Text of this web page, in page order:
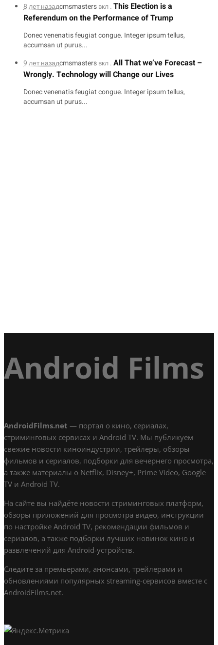
8 лет назадcmsmastersвкл .This Election is a
Referendum on the Performance of Trump
Donec venenatis feugiat congue. Integer ipsum tellus,
accumsan ut purus...
9 лет назадcmsmastersвкл .All That we’ve Forecast –
Wrongly. Technology will Change our Lives
Donec venenatis feugiat congue. Integer ipsum tellus,
accumsan ut purus...
Android Films
AndroidFilms.net — портал о кино, сериалах,
стриминговых сервисах и Android TV. Мы публикуем
свежие новости киноиндустрии, трейлеры, обзоры
фильмов и сериалов, подборки для вечернего просмотра,
а также материалы о Netflix, Disney+, Prime Video, Google
TV и Android TV.
На сайте вы найдёте новости стриминговых платформ,
обзоры приложений для просмотра видео, инструкции
по настройке Android TV, рекомендации фильмов и
сериалов, а также подборки лучших новинок кино и
развлечений для Android-устройств.
Следите за премьерами, анонсами, трейлерами и
обновлениями популярных streaming-сервисов вместе с
AndroidFilms.net.